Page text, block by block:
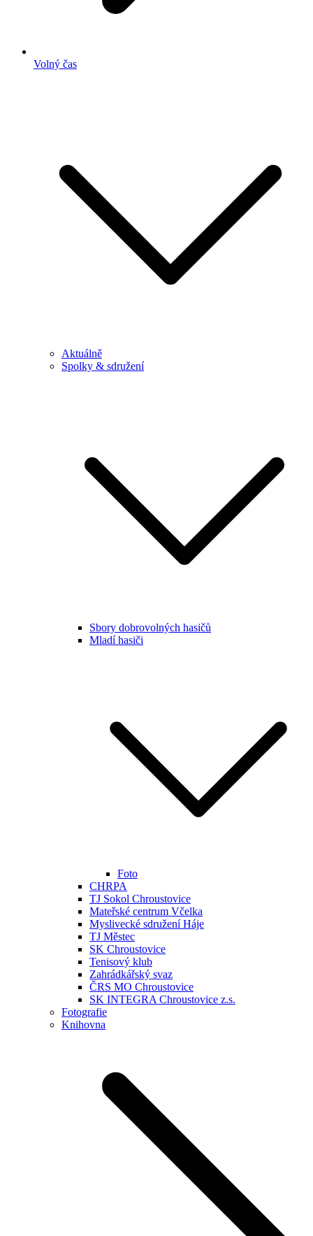
Volný čas
Aktuálně
Spolky & sdružení
Sbory dobrovolných hasičů
Mladí hasiči
Foto
CHRPA
TJ Sokol Chroustovice
Mateřské centrum Včelka
Myslivecké sdružení Háje
TJ Městec
SK Chroustovice
Tenisový klub
Zahrádkářský svaz
ČRS MO Chroustovice
SK INTEGRA Chroustovice z.s.
Fotografie
Knihovna